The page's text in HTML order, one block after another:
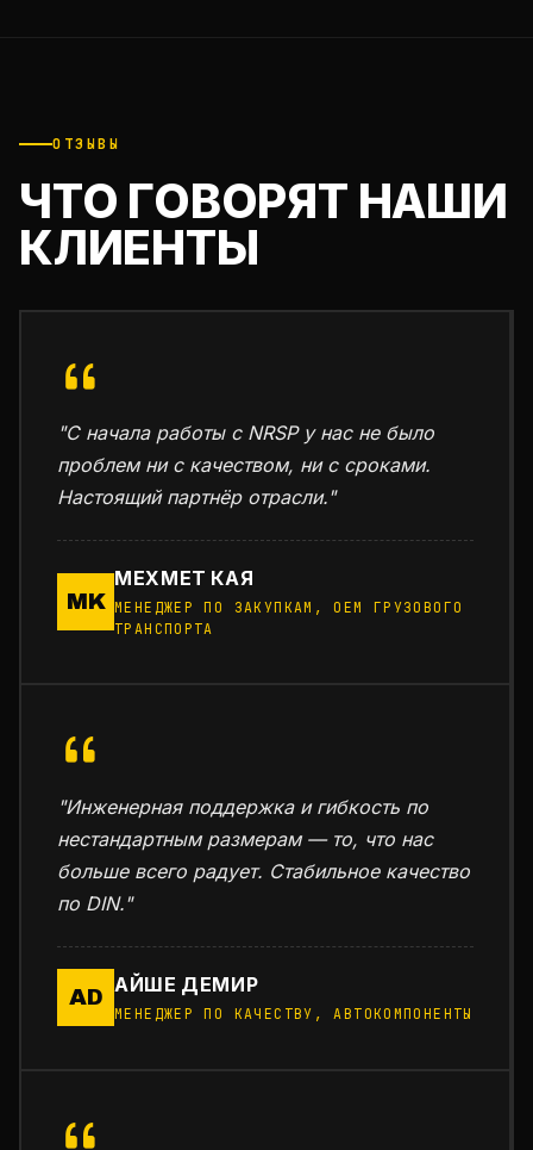
ОТЗЫВЫ
ЧТО ГОВОРЯТ НАШИ
КЛИЕНТЫ
"С начала работы с NRSP у нас не было
проблем ни с качеством, ни с сроками.
Настоящий партнёр отрасли."
MK
МЕХМЕТ КАЯ
МЕНЕДЖЕР ПО ЗАКУПКАМ, OEM ГРУЗОВОГО
ТРАНСПОРТА
"Инженерная поддержка и гибкость по
нестандартным размерам — то, что нас
больше всего радует. Стабильное качество
по DIN."
AD АЙШЕ ДЕМИР
МЕНЕДЖЕР ПО КАЧЕСТВУ, АВТОКОМПОНЕНТЫ